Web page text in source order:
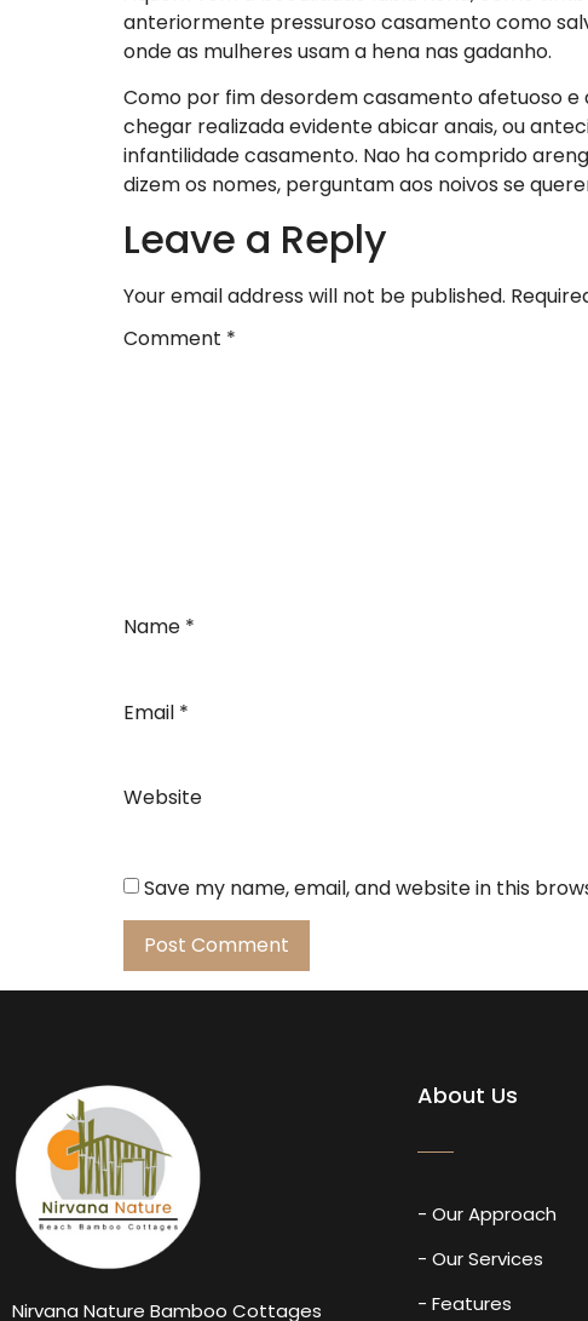
anteriormente pressuroso casamento como
onde as mulheres usam a hena nas gadanho.
Como por fim desordem casamento afetuoso
chegar realizada evidente abicar anais, ou
infantilidade casamento. Nao ha comprido
dizem os nomes, perguntam aos noivos se
Leave a Reply
Your email address will not be published.
Comment *
Name *
Email *
Website
Save my name, email, and website in this
Nirvana Nature Bamboo Cottages
About Us
- Our Approach
- Our Services
- Features